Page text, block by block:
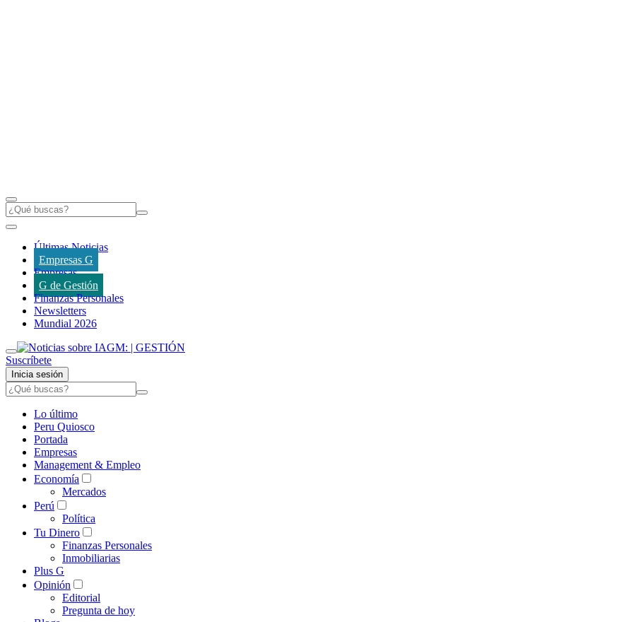
Últimas Noticias
Empresas G
Empresas
G de Gestión
Finanzas Personales
Newsletters
Mundial 2026
Suscríbete
Inicia sesión
Lo último
Peru Quiosco
Portada
Empresas
Management & Empleo
Economía
Mercados
Perú
Política
Tu Dinero
Finanzas Personales
Inmobiliarias
Plus G
Opinión
Editorial
Pregunta de hoy